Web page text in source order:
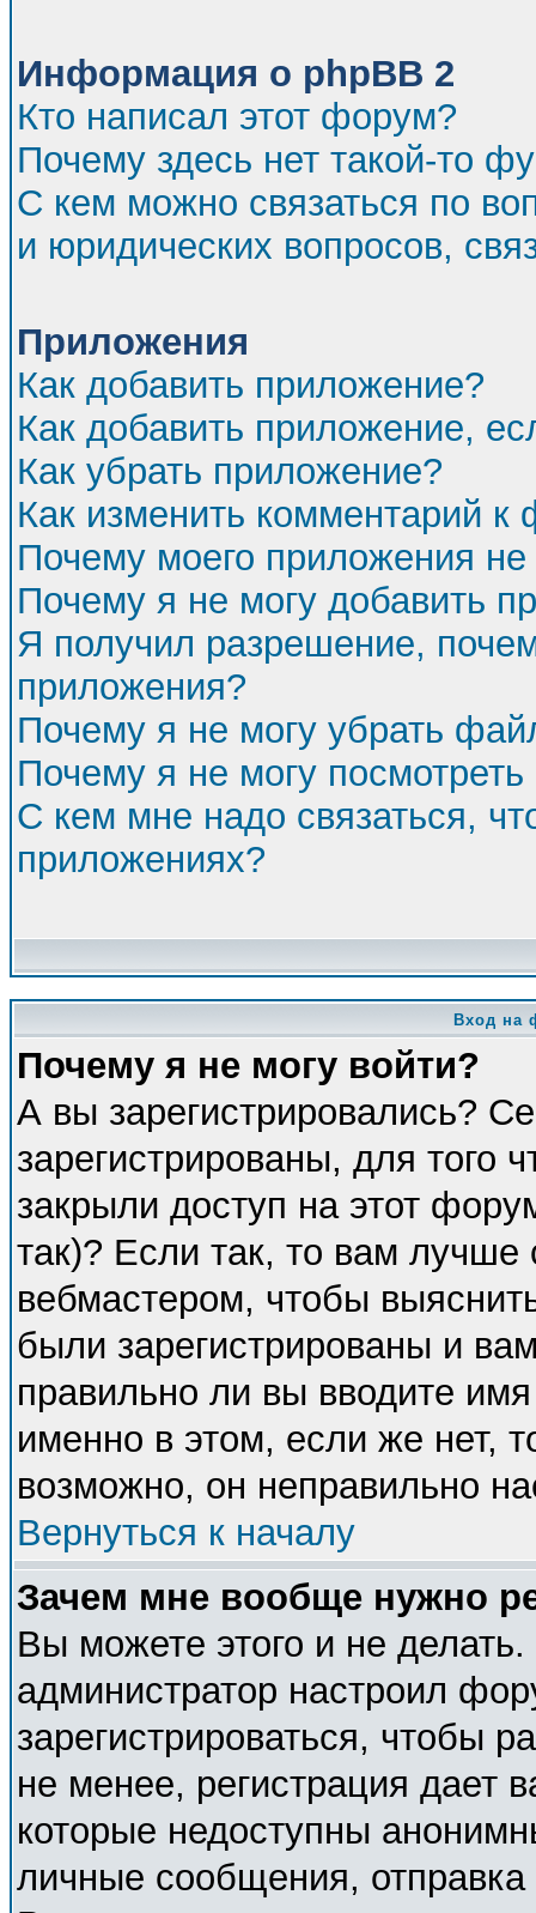
Информация о phpBB 2
Кто написал этот форум?
Почему здесь нет такой-то
С кем можно связаться по
и юридических вопросов,
Приложения
Как добавить приложение?
Как добавить приложение,
Как убрать приложение?
Как изменить комментарий к
Почему моего приложения не
Почему я не могу добавить
Я получил разрешение,
приложения?
Почему я не могу убрать
Почему я не могу
С кем мне надо связаться,
приложениях?
Вход на
Почему я не могу войти?
А вы зарегистрировались?
зарегистрированы, для того
закрыли доступ на этот
так)? Если так, то вам лучше
вебмастером, чтобы
были зарегистрированы и
правильно ли вы вводите
именно в этом, если же нет,
возможно, он неправильно
Вернуться к началу
Зачем мне вообще нужно
Вы можете этого и не делать.
администратор настроил
зарегистрироваться, чтобы
не менее, регистрация дает
которые недоступны
личные сообщения, отправка